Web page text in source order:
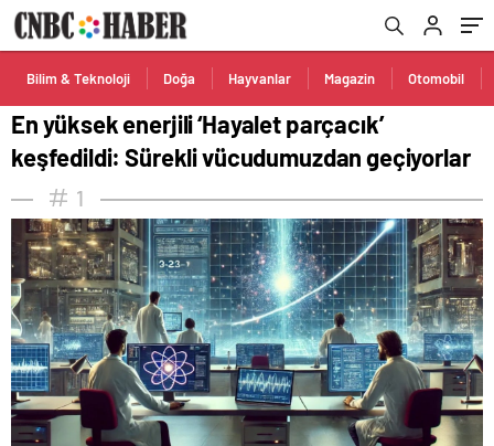
Bilim & Teknoloji Doğa Hayvanlar Magazin Otomobil
geçiyorlar
En yüksek enerjili ‘Hayalet parçacık’
keşfedildi: Sürekli vücudumuzdan geçiyorlar
1